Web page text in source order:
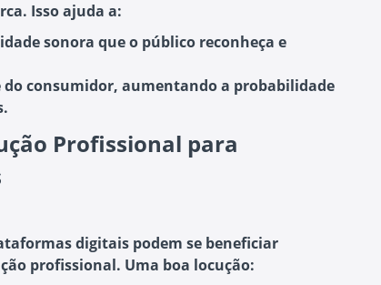
Isso ajuda a:
sonora que o público reconheça e
do consumidor, aumentando a probabilidade
Profissional para
digitais podem se beneficiar
profissional. Uma boa locução: